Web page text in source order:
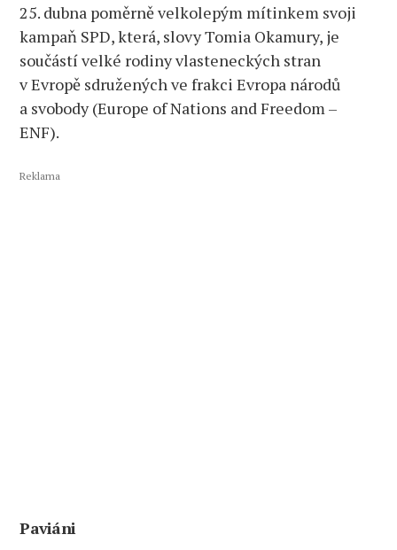
25. dubna poměrně velkolepým mítinkem svoji
kampaň SPD, která, slovy Tomia Okamury, je
součástí velké rodiny vlasteneckých stran
v Evropě sdružených ve frakci Evropa národů
a svobody (Europe of Nations and Freedom –
ENF).
Reklama
Paviáni